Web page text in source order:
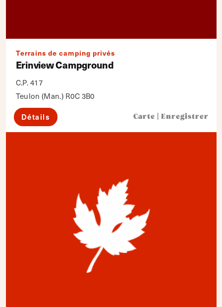
Terrains de camping privés
Erinview Campground
C.P. 417
Teulon (Man.) R0C 3B0
Détails Carte Enregistrer